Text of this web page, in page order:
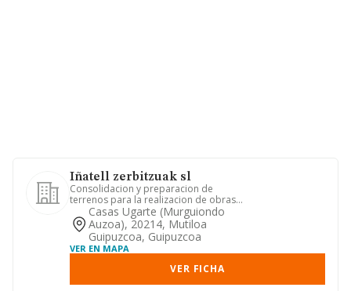
Iñatell zerbitzuak sl
Consolidacion y preparacion de
terrenos para la realizacion de obras
civiles, incluidos sistemas de...
Casas Ugarte (murguiondo
Auzoa), 20214, Mutiloa
Guipuzcoa, Guipuzcoa
VER EN MAPA
VER FICHA